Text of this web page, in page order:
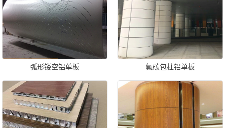
弧形镂空铝单板 氟碳包柱铝单板